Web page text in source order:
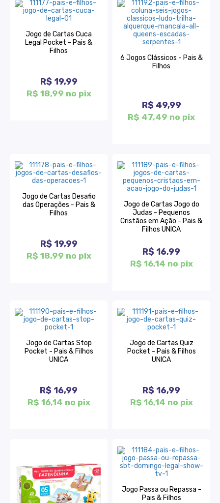
Jogo de Cartas Cuca
Legal Pocket - Pais &
Filhos
R$ 19,99
R$ 18,99 no pix
6 Jogos Clássicos - Pais &
Filhos
R$ 49,99
R$ 47,49 no pix
Jogo de Cartas Desafio
das Operações - Pais &
Filhos
R$ 19,99
R$ 18,99 no pix
Jogo de Cartas Jogo do
Judas - Pequenos
Cristãos em Ação - Pais &
Filhos UNICA
R$ 16,99
R$ 16,14 no pix
Jogo de Cartas Stop
Pocket - Pais & Filhos
UNICA
R$ 16,99
R$ 16,14 no pix
Jogo de Cartas Quiz
Pocket - Pais & Filhos
UNICA
R$ 16,99
R$ 16,14 no pix
Jogo Passa ou Repassa -
Pais & Filhos